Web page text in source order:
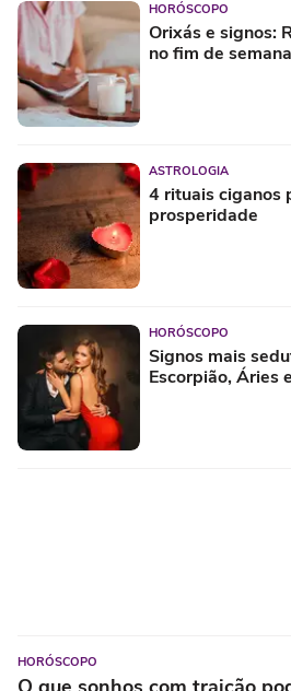
HORÓSCOPO
Orixás e signos:
no fim de semana
ASTROLOGIA
4 rituais ciganos
prosperidade
HORÓSCOPO
Signos mais
Escorpião, Áries
HORÓSCOPO